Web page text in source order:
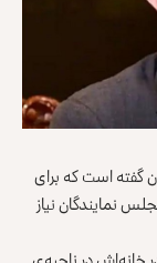
گفته است که برای
نمایندگان نیاز